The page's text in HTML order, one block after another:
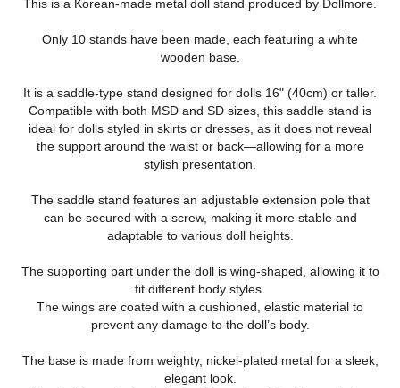
This is a Korean-made metal doll stand produced by Dollmore.
Only 10 stands have been made, each featuring a white
wooden base.
It is a saddle-type stand designed for dolls 16" (40cm) or taller.
Compatible with both MSD and SD sizes, this saddle stand is
ideal for dolls styled in skirts or dresses, as it does not reveal
the support around the waist or back—allowing for a more
stylish presentation.
The saddle stand features an adjustable extension pole that
can be secured with a screw, making it more stable and
adaptable to various doll heights.
The supporting part under the doll is wing-shaped, allowing it to
fit different body styles.
The wings are coated with a cushioned, elastic material to
prevent any damage to the doll’s body.
The base is made from weighty, nickel-plated metal for a sleek,
elegant look.